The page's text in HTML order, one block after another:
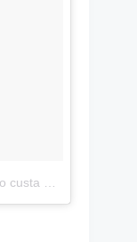
Uma publicação compartilhada por Quanto custa Viajar (@quantocustaviajar)